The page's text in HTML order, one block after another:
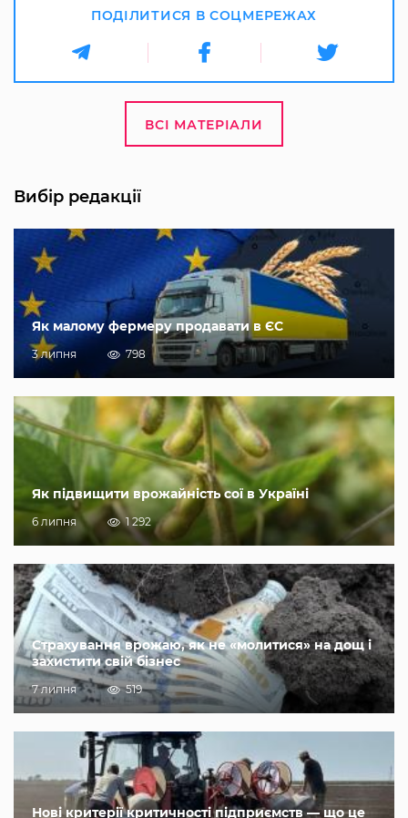
ПОДІЛИТИСЯ В СОЦМЕРЕЖАХ
ВСІ МАТЕРІАЛИ
Вибір редакції
Як малому фермеру продавати в ЄС
3 липня 798
Як підвищити врожайність сої в Україні
6 липня 1 292
Страхування врожаю, як не «молитися» на дощ і
захистити свій бізнес
7 липня 519
Нові критерії критичності підприємств — що це